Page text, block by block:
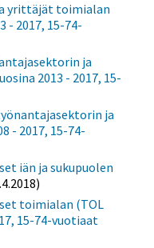
yrittäjät toimialan
- 2017, 15-74-
ja
2013 - 2017, 15-
ja
- 2017, 15-74-
iän ja sukupuolen
toimialan (TOL
15-74-vuotiaat